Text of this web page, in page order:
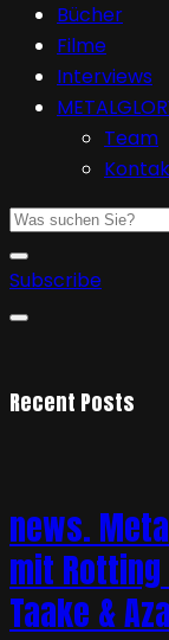
Bücher
Filme
Interviews
Team
Subscribe
Recent Posts
news.
mit Rotting
Taake &